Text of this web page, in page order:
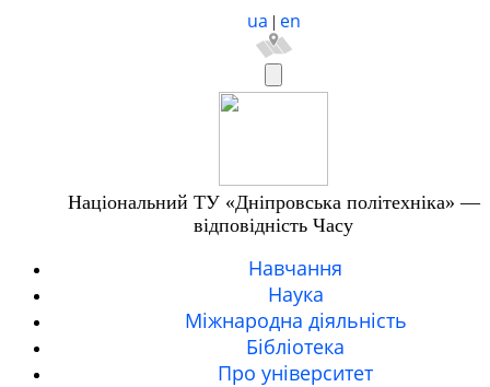
ua | en
Національний ТУ «Дніпровська політехніка» —
відповідність Часу
Навчання
Наука
Міжнародна діяльність
Бібліотека
Про університет